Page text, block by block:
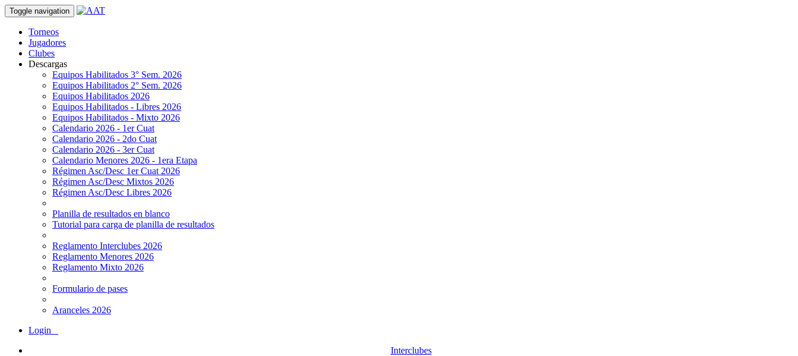
Toggle navigation
Torneos
Jugadores
Clubes
Descargas
Equipos Habilitados 3° Sem. 2026
Equipos Habilitados 2° Sem. 2026
Equipos Habilitados 2026
Equipos Habilitados - Libres 2026
Equipos Habilitados - Mixto 2026
Calendario 2026 - 1er Cuat
Calendario 2026 - 2do Cuat
Calendario 2026 - 3er Cuat
Calendario Menores 2026 - 1era Etapa
Régimen Asc/Desc 1er Cuat 2026
Régimen Asc/Desc Mixtos 2026
Régimen Asc/Desc Libres 2026
Planilla de resultados en blanco
Tutorial para carga de planilla de resultados
Reglamento Interclubes 2026
Reglamento Menores 2026
Reglamento Mixto 2026
Formulario de pases
Aranceles 2026
Login
Interclubes